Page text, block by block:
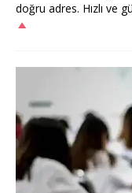
doğru adres. Hızlı ve